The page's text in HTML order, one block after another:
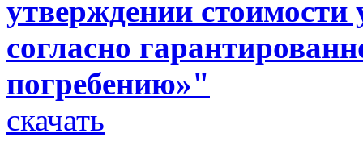
утверждении стоимости
согласно
погребению»"
скачать